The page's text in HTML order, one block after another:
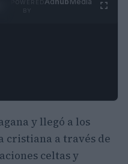
y llegó a los
cristiana a través de
celtas y